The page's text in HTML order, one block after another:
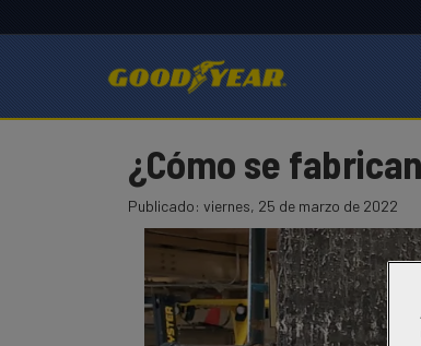
¿Cómo se
Goodyear
Goodyear
¿Cómo
fabrican
neumaticos?
Publicado: viernes, 25 de marzo de 2022